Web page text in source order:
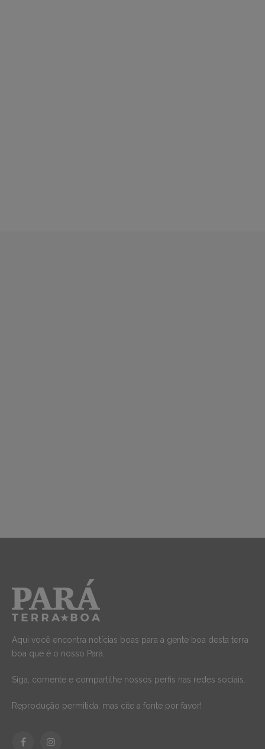
Aqui você encontra notícias boas para a gente boa desta terra
boa que é o nosso Pará.
Siga, comente e compartilhe nossos perfis nas redes sociais.
Reprodução permitida, mas cite a fonte por favor!
FacebookInstagram